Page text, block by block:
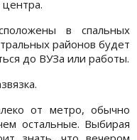
в спальных
районов будет
до ВУЗа или работы.
от метро, обычно
остальные. Выбирая